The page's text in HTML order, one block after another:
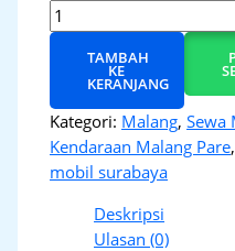
TAMBAH
KE
KERANJANG
Kategori: Malang,Sewa
Kendaraan Malang Pare
mobil surabaya
Deskripsi
Ulasan (0)